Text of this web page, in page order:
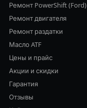
Ремонт PowerShift (Ford)
Ремонт двигателя
Ремонт раздатки
Масло ATF
Цены и прайс
Акции и скидки
Гарантия
Отзывы